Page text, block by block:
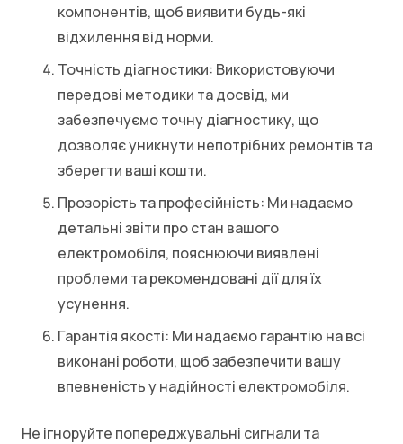
компонентів, щоб виявити будь-які
відхилення від норми.
Точність діагностики: Використовуючи
передові методики та досвід, ми
забезпечуємо точну діагностику, що
дозволяє уникнути непотрібних ремонтів та
зберегти ваші кошти.
Прозорість та професійність: Ми надаємо
детальні звіти про стан вашого
електромобіля, пояснюючи виявлені
проблеми та рекомендовані дії для їх
усунення.
Гарантія якості: Ми надаємо гарантію на всі
виконані роботи, щоб забезпечити вашу
впевненість у надійності електромобіля.
Не ігноруйте попереджувальні сигнали та